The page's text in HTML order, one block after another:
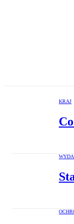
KRAJ